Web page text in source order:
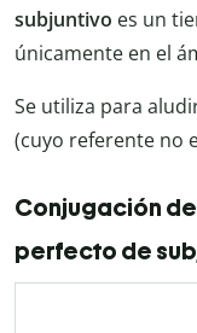
subjuntivo es un
únicamente en el
Se utiliza para
(cuyo referente no
Conjugación
perfecto de